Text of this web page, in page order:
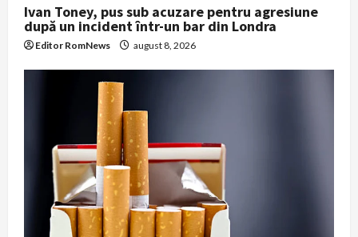
Ivan Toney, pus sub acuzare pentru agresiune
după un incident într-un bar din Londra
Editor RomNews august 8, 2026